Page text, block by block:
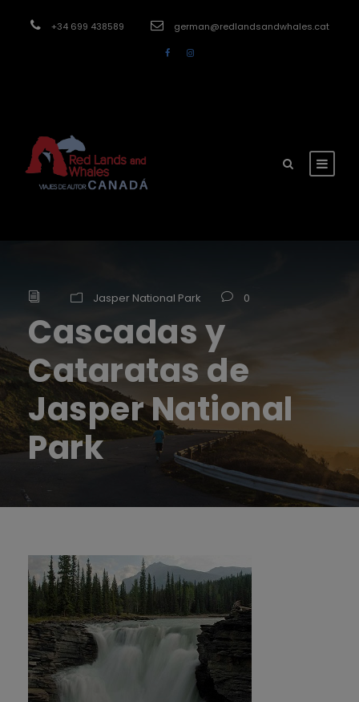
+34 699 438589 german@redlandsandwhales.cat
Jasper National Park 0
Cascadas y
Cataratas de
Jasper National
Park